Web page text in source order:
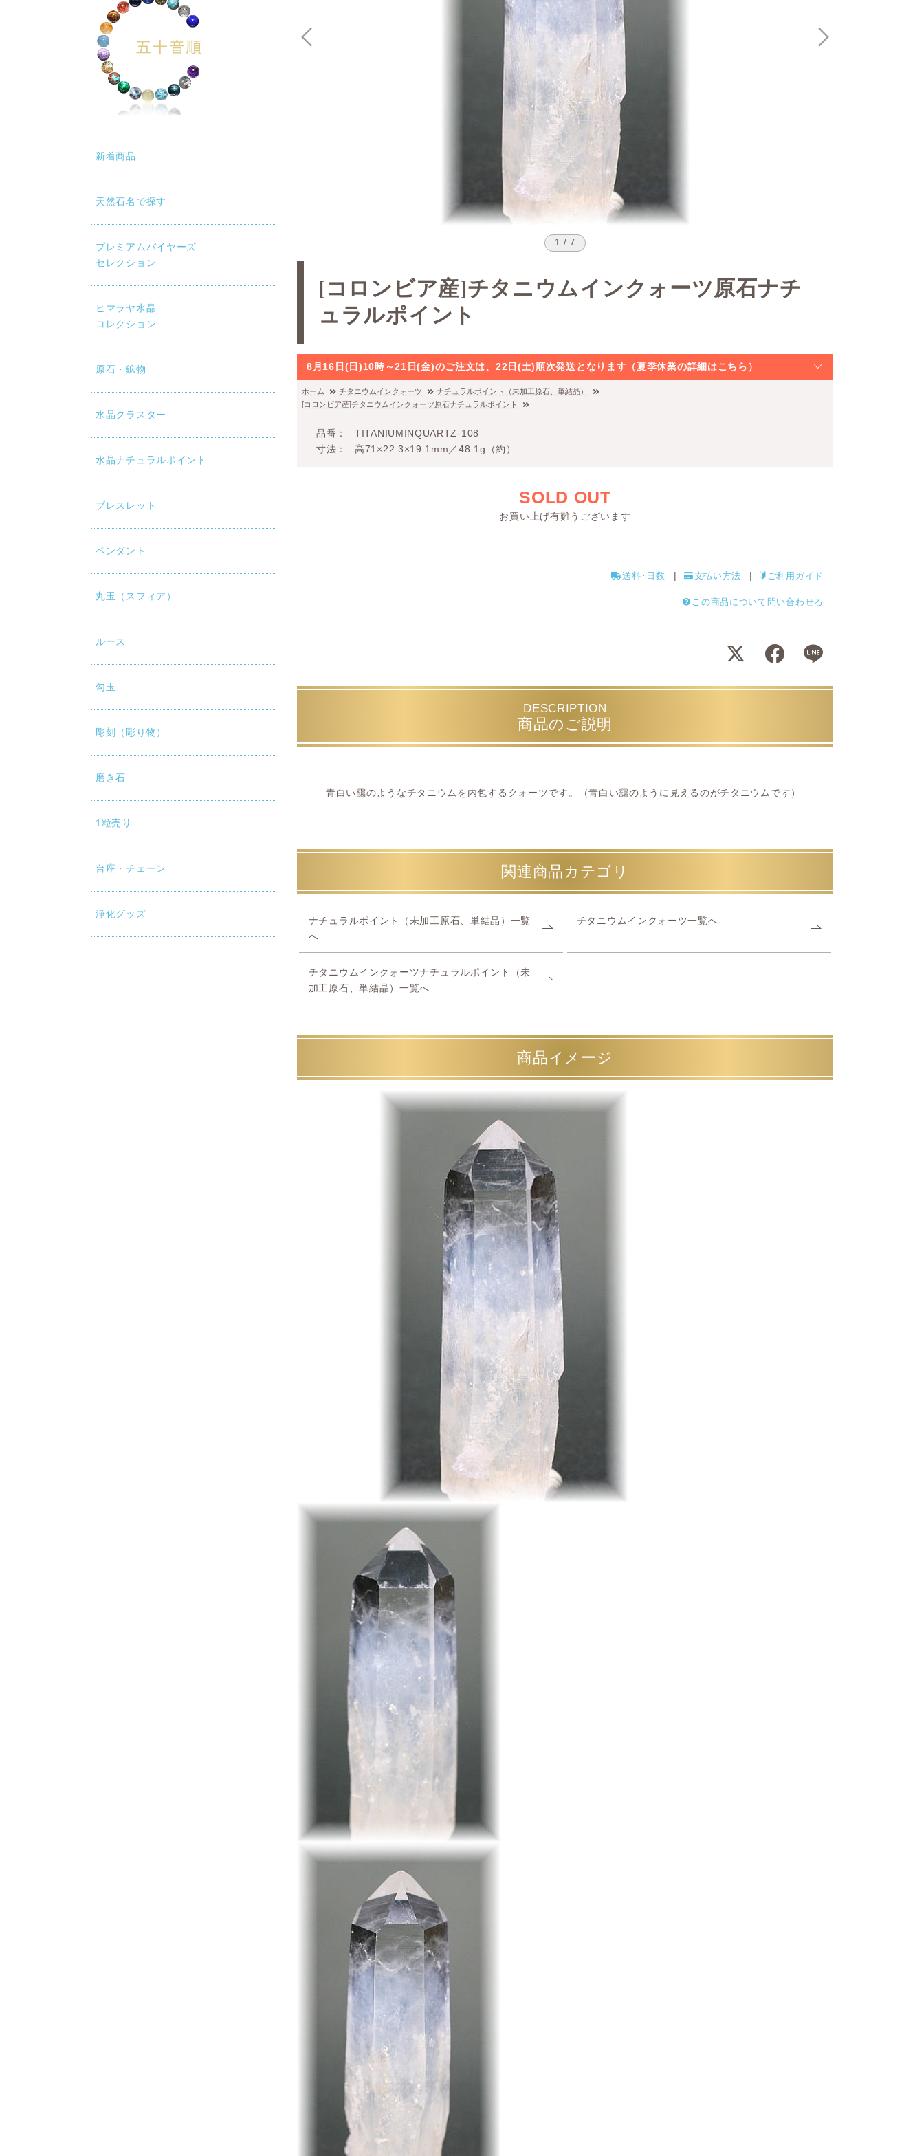
新着商品
天然石名で探す
プレミアムバイヤーズ
セレクション
ヒマラヤ水晶
コレクション
原石・鉱物
水晶クラスター
水晶ナチュラルポイント
ブレスレット
ペンダント
丸玉（スフィア）
ルース
勾玉
彫刻（彫り物）
磨き石
1粒売り
台座・チェーン
浄化グッズ
1 / 7
[コロンビア産]チタニウムインクォーツ原石ナチ
ュラルポイント
8月16日(日)10時～21日(金)のご注文は、22日(土)順次発送となります（夏季休業の詳細はこちら）
ホーム チタニウムインクォーツ
ナチュラルポイント（未加工原石、単結晶）
[コロンビア産]チタニウムインクォーツ原石ナチュラルポイント
品番
TITANIUMINQUARTZ-108
寸法
高71×22.3×19.1mm／48.1g（約）
SOLD OUT
お買い上げ有難うございます
送料･日数 支払い方法 ご利用ガイド
この商品について問い合わせる
DESCRIPTION
商品のご説明
青白い靄のようなチタニウムを内包するクォーツです。（青白い靄のように見えるのがチタニウムです）
関連商品カテゴリ
ナチュラルポイント（未加工原石、単結晶）一覧
へ
チタニウムインクォーツ一覧へ
チタニウムインクォーツナチュラルポイント（未
加工原石、単結晶）一覧へ
商品イメージ